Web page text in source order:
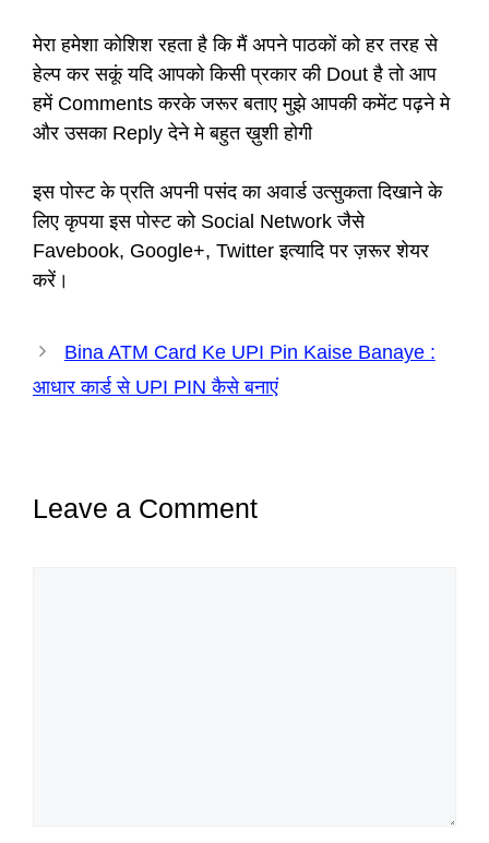
मेरा हमेशा कोशिश रहता है कि मैं अपने पाठकों को हर तरह से
हेल्प कर सकूं यदि आपको किसी प्रकार की Dout है तो आप
हमें Comments करके जरूर बताए मुझे आपकी कमेंट पढ़ने मे
और उसका Reply देने मे बहुत ख़ुशी होगी
इस पोस्ट के प्रति अपनी पसंद का अवार्ड उत्सुकता दिखाने के
लिए कृपया इस पोस्ट को Social Network जैसे
Favebook, Google+, Twitter इत्यादि पर ज़रूर शेयर
करें।
Bina ATM Card Ke UPI Pin Kaise Banaye :
आधार कार्ड से UPI PIN कैसे बनाएं
Leave a Comment